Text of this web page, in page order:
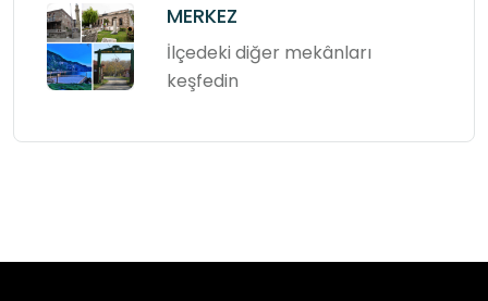
MERKEZ
İlçedeki diğer mekânları
keşfedin